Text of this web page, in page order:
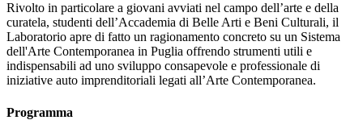
Rivolto in particolare a giovani avviati nel campo dell’arte e della
curatela, studenti dell’Accademia di Belle Arti e Beni Culturali, il
Laboratorio apre di fatto un ragionamento concreto su un Sistema
dell'Arte Contemporanea in Puglia offrendo strumenti utili e
indispensabili ad uno sviluppo consapevole e professionale di
iniziative auto imprenditoriali legati all’Arte Contemporanea.
Programma